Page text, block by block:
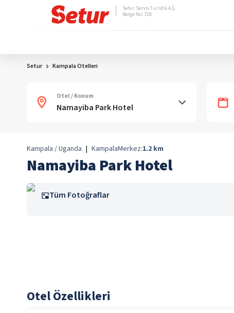
Setur Servis Turistik A.Ş.
Belge No: 728
Setur Kampala Otelleri
Otel / Konum
Kampala / Uganda | KampalaMerkez:1.2 km
Namayiba Park Hotel
Tüm Fotoğraflar
Otel Özellikleri